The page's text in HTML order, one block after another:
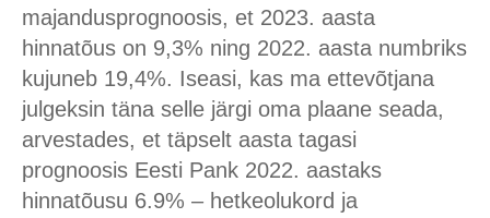
majandusprognoosis, et 2023. aasta
hinnatõus on 9,3% ning 2022. aasta numbriks
kujuneb 19,4%. Iseasi, kas ma ettevõtjana
julgeksin täna selle järgi oma plaane seada,
arvestades, et täpselt aasta tagasi
prognoosis Eesti Pank 2022. aastaks
hinnatõusu 6.9% – hetkeolukord ja